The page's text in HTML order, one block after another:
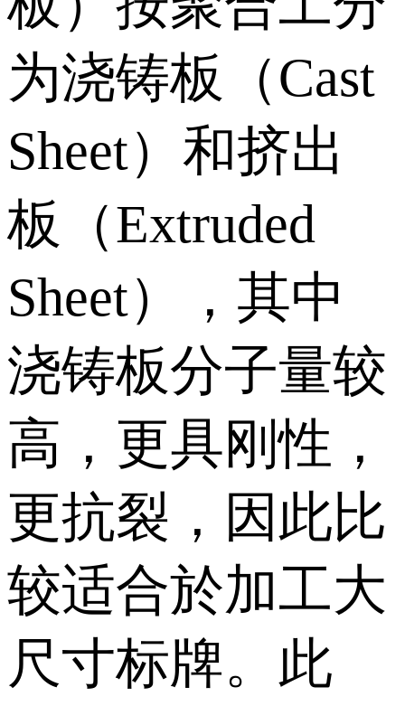
为浇铸板（Cast
Sheet）和挤出
板（Extruded
Sheet），其中
浇铸板分子量较
高，更具刚性，
更抗裂，因此比
较适合於加工大
尺寸标牌。此